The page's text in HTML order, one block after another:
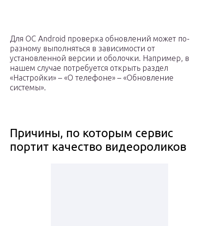
Для ОС Android проверка обновлений может по-
разному выполняться в зависимости от
установленной версии и оболочки. Например, в
нашем случае потребуется открыть раздел
«Настройки» – «О телефоне» – «Обновление
системы».
Причины, по которым сервис
портит качество видеороликов